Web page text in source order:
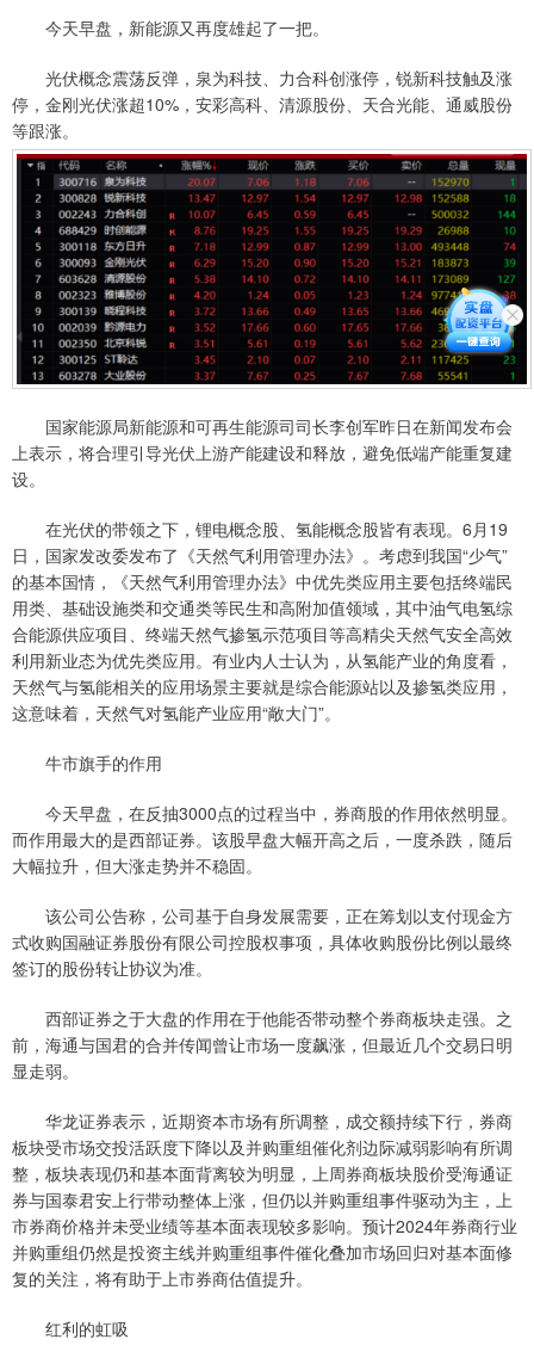
今天早盘，新能源又再度雄起了一把。
光伏概念震荡反弹，泉为科技、力合科创涨停，锐新科技触及涨
停，金刚光伏涨超10%，安彩高科、清源股份、天合光能、通威股份
等跟涨。
国家能源局新能源和可再生能源司司长李创军昨日在新闻发布会
上表示，将合理引导光伏上游产能建设和释放，避免低端产能重复建
设。
在光伏的带领之下，锂电概念股、氢能概念股皆有表现。6月19
日，国家发改委发布了《天然气利用管理办法》。考虑到我国“少气”
的基本国情，《天然气利用管理办法》中优先类应用主要包括终端民
用类、基础设施类和交通类等民生和高附加值领域，其中油气电氢综
合能源供应项目、终端天然气掺氢示范项目等高精尖天然气安全高效
利用新业态为优先类应用。有业内人士认为，从氢能产业的角度看，
天然气与氢能相关的应用场景主要就是综合能源站以及掺氢类应用，
这意味着，天然气对氢能产业应用“敞大门”。
牛市旗手的作用
今天早盘，在反抽3000点的过程当中，券商股的作用依然明显。
而作用最大的是西部证券。该股早盘大幅开高之后，一度杀跌，随后
大幅拉升，但大涨走势并不稳固。
该公司公告称，公司基于自身发展需要，正在筹划以支付现金方
式收购国融证券股份有限公司控股权事项，具体收购股份比例以最终
签订的股份转让协议为准。
西部证券之于大盘的作用在于他能否带动整个券商板块走强。之
前，海通与国君的合并传闻曾让市场一度飙涨，但最近几个交易日明
显走弱。
华龙证券表示，近期资本市场有所调整，成交额持续下行，券商
板块受市场交投活跃度下降以及并购重组催化剂边际减弱影响有所调
整，板块表现仍和基本面背离较为明显，上周券商板块股价受海通证
券与国泰君安上行带动整体上涨，但仍以并购重组事件驱动为主，上
市券商价格并未受业绩等基本面表现较多影响。预计2024年券商行业
并购重组仍然是投资主线并购重组事件催化叠加市场回归对基本面修
复的关注，将有助于上市券商估值提升。
红利的虹吸